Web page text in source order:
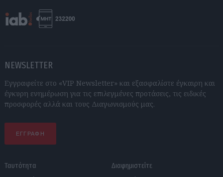
NEWSLETTER
Εγγραφείτε στο «VIP Newsletter» και εξασφαλίστε έγκαιρη και
έγκυρη ενημέρωση για τις επιλεγμένες προτάσεις, τις ειδικές
προσφορές αλλά και τους Διαγωνισμούς μας.
ΕΓΓΡΑΦΗ
Ταυτότητα
Διαφημιστείτε